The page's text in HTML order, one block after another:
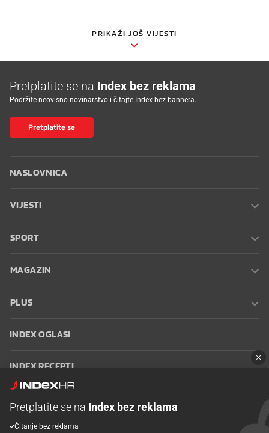
PRIKAŽI JOŠ VIJESTI
Pretplatite se na Index bez reklama
Podržite neovisno novinarstvo i čitajte Index bez bannera.
Pretplatite se
NASLOVNICA
VIJESTI
SPORT
MAGAZIN
PLUS
INDEX OGLASI
INDEX RECEPTI
Oglašavanje Zaposli se na Indexu
Pretplatite se na Index bez reklama
Čitanje bez reklama